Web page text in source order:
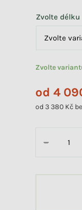
od4
od3 380 Kč
Zvolte
Zvolte délku
−